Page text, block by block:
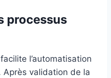
processus
l’automatisation
validation de la